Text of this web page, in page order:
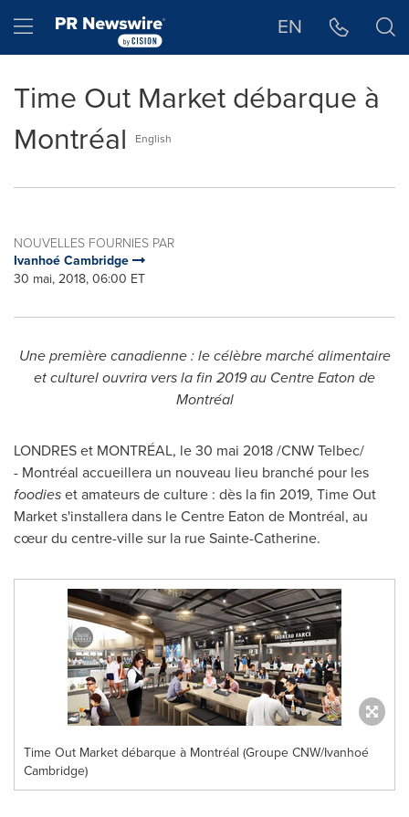
Hamburger menu EN
Time Out Market débarque à
Montréal
English
NOUVELLES FOURNIES PAR
Ivanhoé Cambridge
30 mai, 2018, 06:00 ET
Une première canadienne : le célèbre marché alimentaire
et culturel ouvrira vers la fin 2019 au Centre Eaton de
Montréal
LONDRES et MONTRÉAL, le 30 mai 2018 /CNW Telbec/
- Montréal accueillera un nouveau lieu branché pour les
foodieset amateurs de culture : dès la fin 2019, Time Out
Market s'installera dans le Centre Eaton de Montréal, au
cœur du centre-ville sur la rueSainte-Catherine.
Time Out Market débarque à Montréal (Groupe CNW/Ivanhoé
Cambridge)